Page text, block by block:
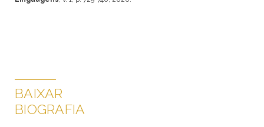
BAIXAR
BIOGRAFIA